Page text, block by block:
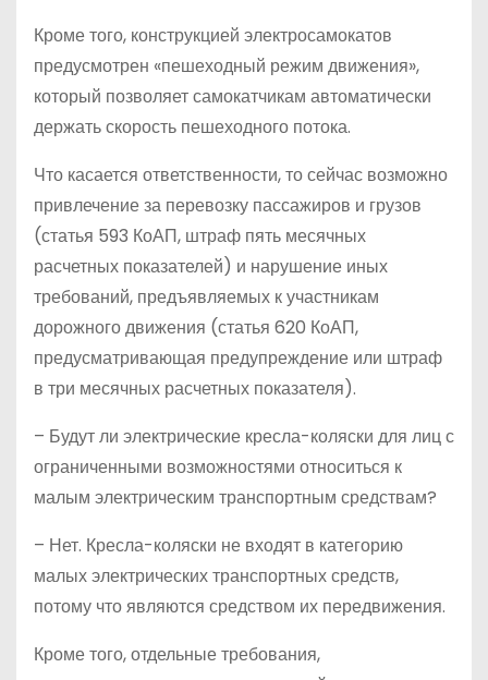
Кроме того, конструкцией электросамокатов
предусмотрен «пешеходный режим движения»,
который позволяет самокатчикам автоматически
держать скорость пешеходного потока.
Что касается ответственности, то сейчас возможно
привлечение за перевозку пассажиров и грузов
(статья 593 КоАП, штраф пять месячных
расчетных показателей) и нарушение иных
требований, предъявляемых к участникам
дорожного движения (статья 620 КоАП,
предусматривающая предупреждение или штраф
в три месячных расчетных показателя).
– Будут ли электрические кресла-коляски для лиц с
ограниченными возможностями относиться к
малым электрическим транспортным средствам?
– Нет. Кресла-коляски не входят в категорию
малых электрических транспортных средств,
потому что являются средством их передвижения.
Кроме того, отдельные требования,